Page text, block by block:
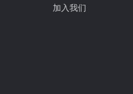
加入我们